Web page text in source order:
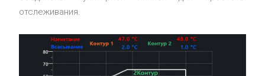
отслеживания.